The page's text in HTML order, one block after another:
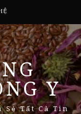
Y
Sẻ Tất Cả Tin